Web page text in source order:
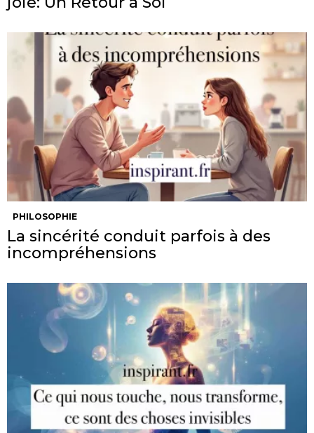
PHILOSOPHIE
La sincérité conduit parfois à des
incompréhensions